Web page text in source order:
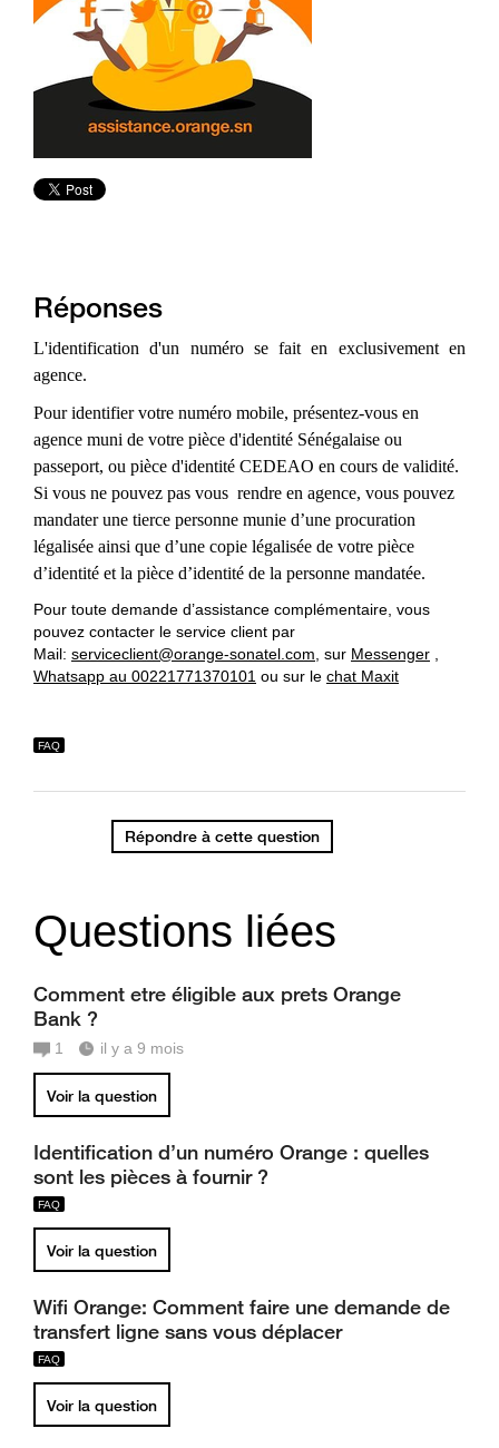
Réponses
L'identification d'un numéro se fait en exclusivement en
agence.
Pour identifier votre numéro mobile, présentez-vous en
agence muni de votre pièce d'identité Sénégalaise ou
passeport, ou pièce d'identité CEDEAO en cours de validité.
Si vous ne pouvez pas vous rendre en agence, vous pouvez
mandater une tierce personne munie d’une procuration
légalisée ainsi que d’une copie légalisée de votre pièce
d’identité et la pièce d’identité de la personne mandatée.
Pour toute demande d’assistance complémentaire, vous
pouvez contacter le service client par
Mail: serviceclient@orange-sonatel.com , sur Messenger
Whatsapp au 00221771370101 ou sur le chat Maxit
Répondre à cette question
Questions liées
Comment etre éligible aux prets Orange
Bank ?
1 il y a 9 mois
Voir la question
Identification d’un numéro Orange : quelles
sont les pièces à fournir ?
Voir la question
Wifi Orange: Comment faire une demande de
transfert ligne sans vous déplacer
Voir la question